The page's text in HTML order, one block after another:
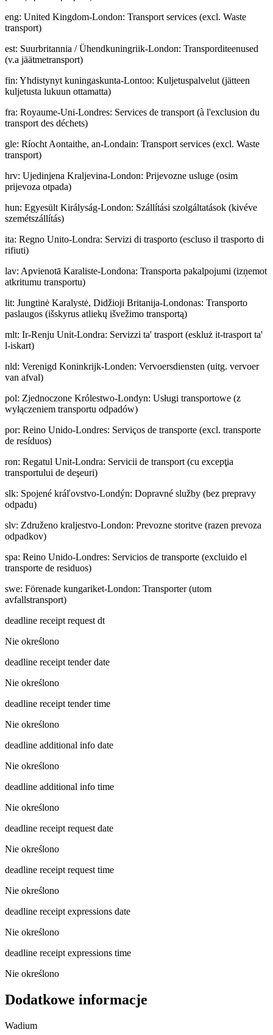
eng: United Kingdom-London: Transport services (excl. Waste
transport)
est: Suurbritannia / Ühendkuningriik-London: Transporditeenused
(v.a jäätmetransport)
fin: Yhdistynyt kuningaskunta-Lontoo: Kuljetuspalvelut (jätteen
kuljetusta lukuun ottamatta)
fra: Royaume-Uni-Londres: Services de transport (à l'exclusion du
transport des déchets)
gle: Ríocht Aontaithe, an-Londain: Transport services (excl. Waste
transport)
hrv: Ujedinjena Kraljevina-London: Prijevozne usluge (osim
prijevoza otpada)
hun: Egyesült Királyság-London: Szállítási szolgáltatások (kivéve
szemétszállítás)
ita: Regno Unito-Londra: Servizi di trasporto (escluso il trasporto di
rifiuti)
lav: Apvienotā Karaliste-Londona: Transporta pakalpojumi (izņemot
atkritumu transportu)
lit: Jungtinė Karalystė, Didžioji Britanija-Londonas: Transporto
paslaugos (išskyrus atliekų išvežimo transportą)
mlt: Ir-Renju Unit-Londra: Servizzi ta' trasport (eskluż it-trasport ta'
l-iskart)
nld: Verenigd Koninkrijk-Londen: Vervoersdiensten (uitg. vervoer
van afval)
pol: Zjednoczone Królestwo-Londyn: Usługi transportowe (z
wyłączeniem transportu odpadów)
por: Reino Unido-Londres: Serviços de transporte (excl. transporte
de resíduos)
ron: Regatul Unit-Londra: Servicii de transport (cu excepţia
transportului de deşeuri)
slk: Spojené kráľovstvo-Londýn: Dopravné služby (bez prepravy
odpadu)
slv: Združeno kraljestvo-London: Prevozne storitve (razen prevoza
odpadkov)
spa: Reino Unido-Londres: Servicios de transporte (excluido el
transporte de residuos)
swe: Förenade kungariket-London: Transporter (utom
avfallstransport)
deadline receipt request dt
Nie określono
deadline receipt tender date
Nie określono
deadline receipt tender time
Nie określono
deadline additional info date
Nie określono
deadline additional info time
Nie określono
deadline receipt request date
Nie określono
deadline receipt request time
Nie określono
deadline receipt expressions date
Nie określono
deadline receipt expressions time
Nie określono
Dodatkowe informacje
Wadium